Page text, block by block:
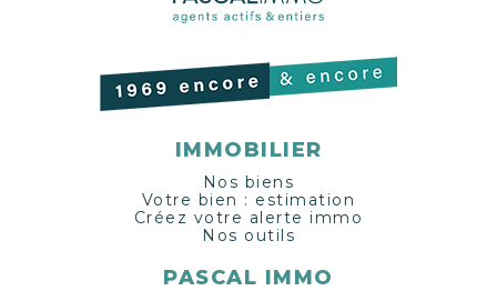
IMMOBILIER
Nos biens
Votre bien : estimation
Créez votre alerte immo
Nos outils
PASCAL IMMO